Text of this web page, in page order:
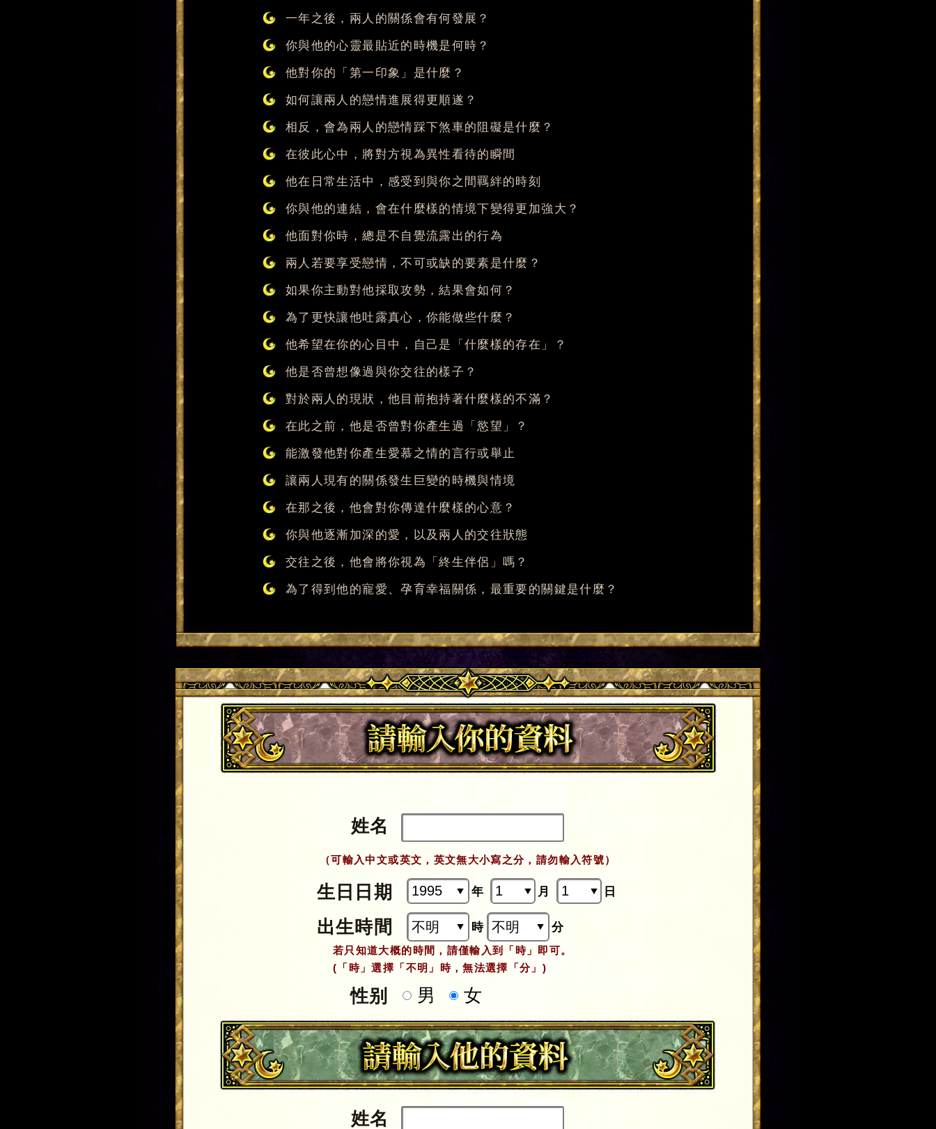
一年之後，兩人的關係會有何發展？
你與他的心靈最貼近的時機是何時？
他對你的「第一印象」是什麼？
如何讓兩人的戀情進展得更順遂？
相反，會為兩人的戀情踩下煞車的阻礙是什麼？
在彼此心中，將對方視為異性看待的瞬間
他在日常生活中，感受到與你之間羈絆的時刻
你與他的連結，會在什麼樣的情境下變得更加強大？
他面對你時，總是不自覺流露出的行為
兩人若要享受戀情，不可或缺的要素是什麼？
如果你主動對他採取攻勢，結果會如何？
為了更快讓他吐露真心，你能做些什麼？
他希望在你的心目中，自己是「什麼樣的存在」？
他是否曾想像過與你交往的樣子？
對於兩人的現狀，他目前抱持著什麼樣的不滿？
在此之前，他是否曾對你產生過「慾望」？
能激發他對你產生愛慕之情的言行或舉止
讓兩人現有的關係發生巨變的時機與情境
在那之後，他會對你傳達什麼樣的心意？
你與他逐漸加深的愛，以及兩人的交往狀態
交往之後，他會將你視為「終生伴侶」嗎？
為了得到他的寵愛、孕育幸福關係，最重要的關鍵是什麼？
姓名
（可輸入中文或英文，英文無大小寫之分，請勿輸入符號）
生日日期 年 月 日
出生時間 時 分
若只知道大概的時間，請僅輸入到「時」即可。
(「時」選擇「不明」時，無法選擇「分」)
性别 男 女
姓名